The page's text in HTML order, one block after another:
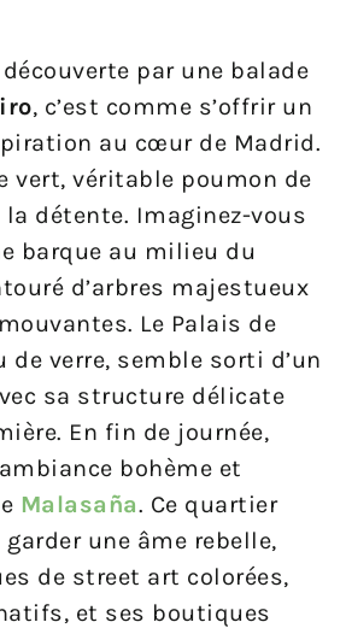
par une balade
, c’est comme s’offrir un
au cœur de Madrid.
vert, véritable poumon de
détente. Imaginez-vous
barque au milieu du
d’arbres majestueux
Le Palais de
de verre, semble sorti d’un
sa structure délicate
En fin de journée,
bohème et
Malasaña. Ce quartier
une âme rebelle,
de street art colorées,
et ses boutiques